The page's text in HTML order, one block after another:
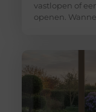
vastlopen of
openen.